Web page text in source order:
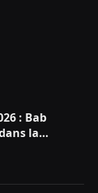
: Bab
la
faveur des